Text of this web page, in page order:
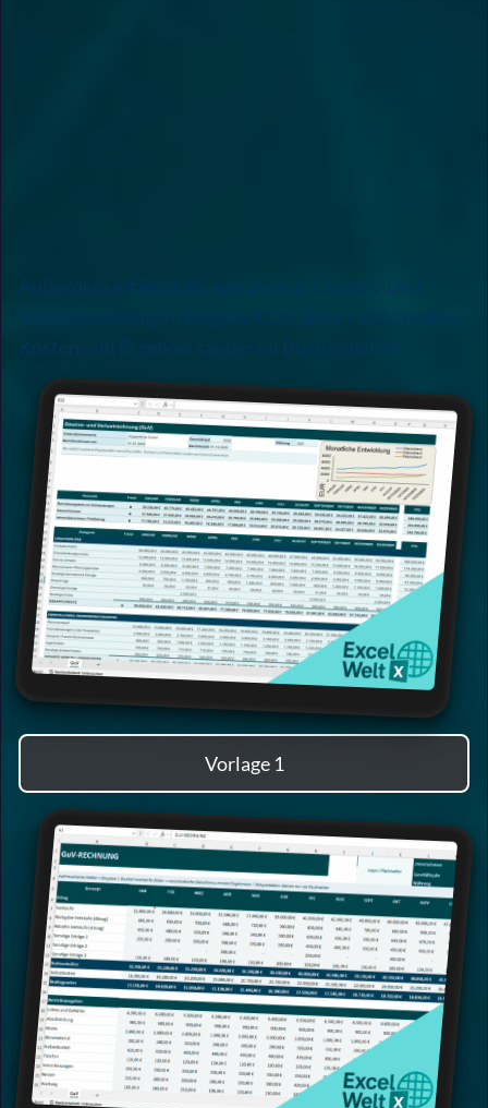
Außerdem erfährst du, wie du jede Gewinn- und
Verlustrechnung richtig ausfüllst, damit du Umsätze,
Kosten und Ergebnis sauber im Blick behältst.
Vorlage 1